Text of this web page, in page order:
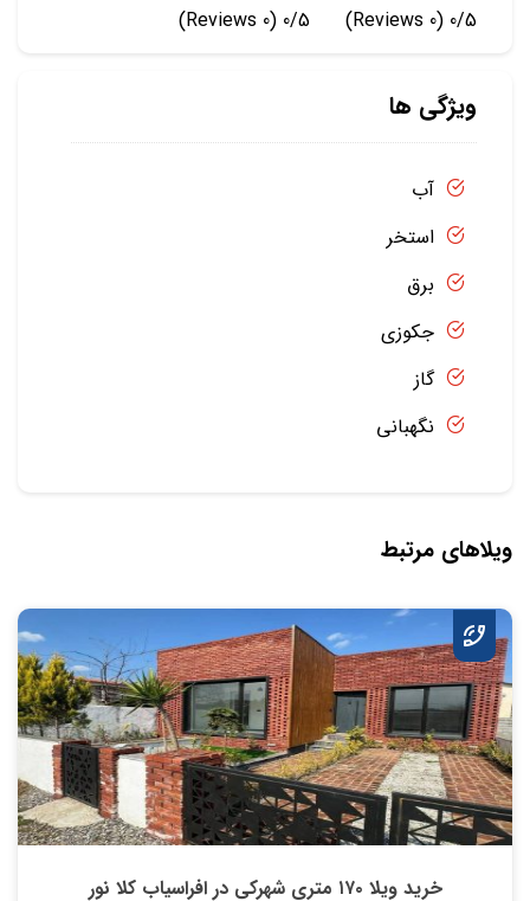
0/5
(0 Reviews)
0/5
(0 Reviews)
ویژگی ها
آب
استخر
برق
جکوزی
گاز
نگهبانی
ویلاهای مرتبط
خرید ویلا ۱۷۰ متری شهرکی در افراسیاب کلا نور